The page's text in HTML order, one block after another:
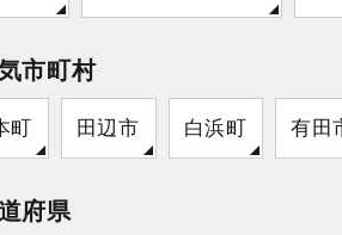
市町村
町 田辺市 白浜町 有田
府県